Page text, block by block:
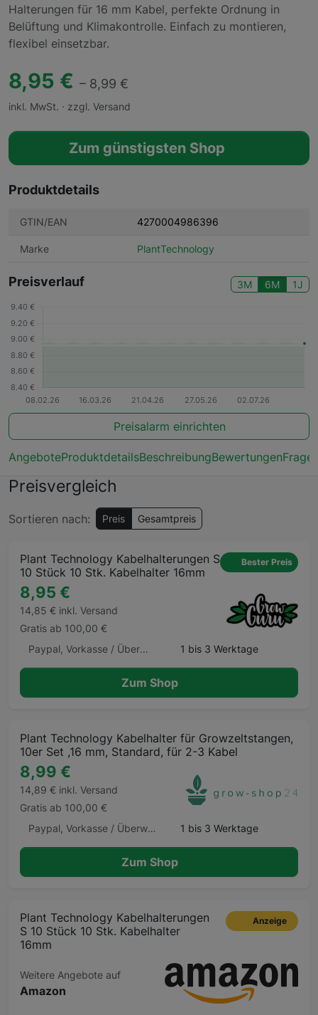
Halterungen für 16 mm Kabel, perfekte Ordnung in
Belüftung und Klimakontrolle. Einfach zu montieren,
flexibel einsetzbar.
8,95 € – 8,99 €
inkl. MwSt. · zzgl. Versand
Zum günstigsten Shop
Produktdetails
GTIN/EAN 4270004986396
Marke PlantTechnology
Preisverlauf 3M 6M 1J
Preisalarm einrichten
AngeboteProduktdetailsBeschreibungBewertungen
Preisvergleich
Sortieren nach: Preis Gesamtpreis
Plant Technology Kabelhalterungen S
10 Stück 10 Stk. Kabelhalter 16mm
Bester Preis
8,95 €
14,85 € inkl. Versand
Gratis ab 100,00 €
Paypal, Vorkasse / Überweisung, Kreditkarte, Klarna, Klarna Ratenkauf, Giropay, Apple Pay, Google Pay, Barzahlung
1 bis 3 Werktage
Zum Shop
Plant Technology Kabelhalter für Growzeltstangen,
10er Set ,16 mm, Standard, für 2-3 Kabel
8,99 €
14,89 € inkl. Versand
Gratis ab 100,00 €
Paypal, Vorkasse / Überweisung, Kauf auf Rechnung, Klarna Sofortüberweisung, Kreditkarte, Amazon Pay, Barzahlung Barzahlen.de
1 bis 3 Werktage
Zum Shop
Plant Technology Kabelhalterungen
S 10 Stück 10 Stk. Kabelhalter
16mm
Anzeige
Weitere Angebote auf
Amazon